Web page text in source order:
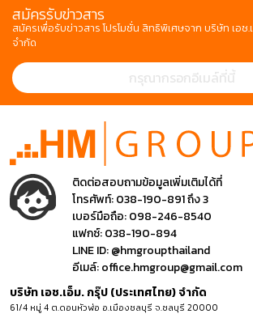
สมัครรับข่าวสาร
สมัครเพื่อรับข่าวสาร โปรโมชั่น สิทธิพิเศษจาก บริษัท เอช.
จำกัด
ติดต่อสอบถามข้อมูลเพิ่มเติมได้ที่
โทรศัพท์:038-190-891 ถึง 3
เบอร์มือถือ:098-246-8540
แฟกซ์:038-190-894
LINE ID:@hmgroupthailand
อีเมล์:office.hmgroup@gmail.com
บริษัท เอช.เอ็ม. กรุ๊ป (ประเทศไทย) จำกัด
61/4 หมู่ 4 ต.ดอนหัวฬ่อ อ.เมืองชลบุรี จ.ชลบุรี 20000